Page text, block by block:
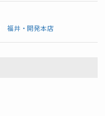
福井・開発本店